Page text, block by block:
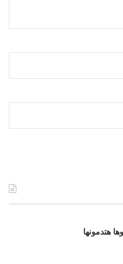
هتدمونها